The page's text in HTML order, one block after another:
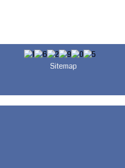
Sitemap